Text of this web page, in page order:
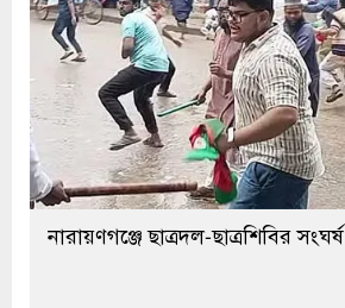
নারায়ণগঞ্জে ছাত্রদল-ছাত্রশিবির সংঘর্ষ